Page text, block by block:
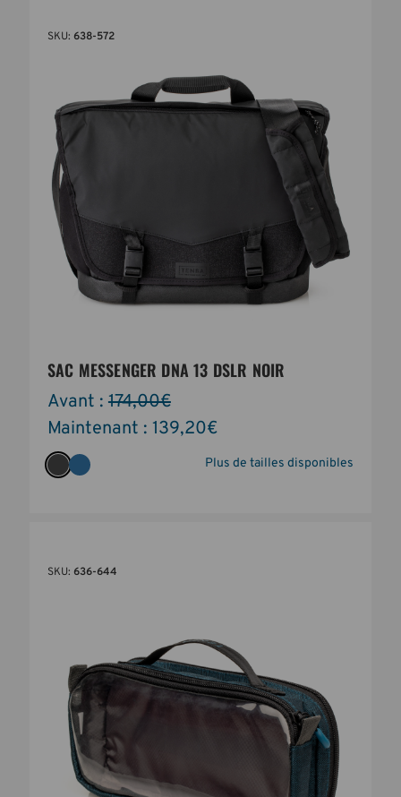
SKU: 638-572
SAC MESSENGER DNA 13 DSLR NOIR
Avant : 174,00€
Maintenant : 139,20€
Plus de tailles disponibles
SKU: 636-644